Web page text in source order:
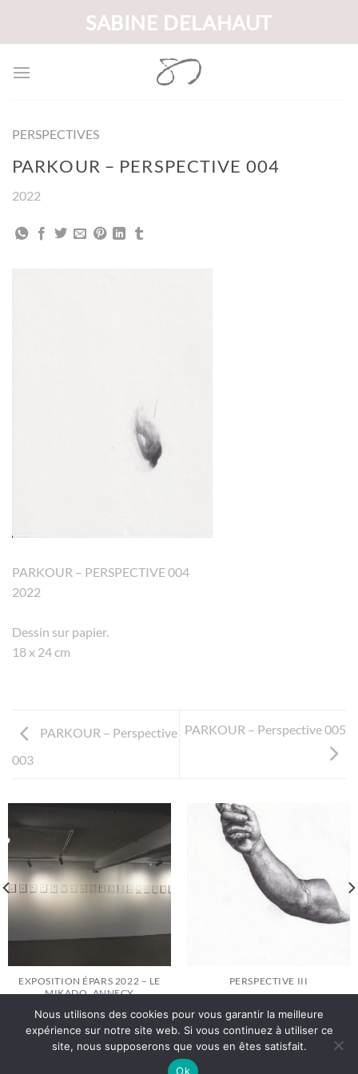
contenu
SABINE DELAHAUT
PERSPECTIVES
PARKOUR – PERSPECTIVE 004
2022
PARKOUR – PERSPECTIVE 004
2022
Dessin sur papier.
18 x 24 cm
PARKOUR – Perspective
003
PARKOUR – Perspective 005
EXPOSITION ÉPARS 2022 – LE
MIKADO, ANNECY
PERSPECTIVE III
Politique de Confidentialité
Nous utilisons des cookies pour vous garantir la meilleure
expérience sur notre site web. Si vous continuez à utiliser ce
site, nous supposerons que vous en êtes satisfait.
Ok